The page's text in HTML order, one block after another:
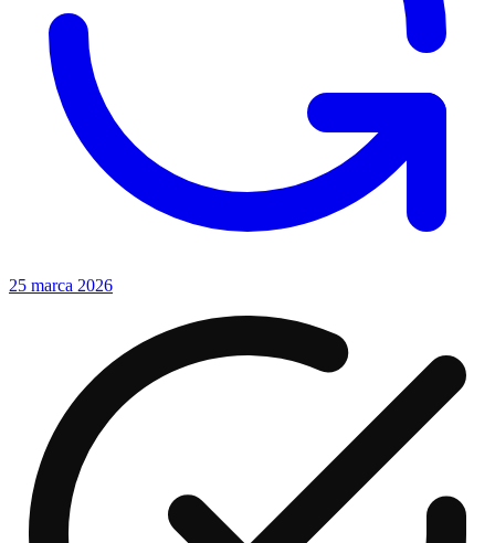
25 marca 2026